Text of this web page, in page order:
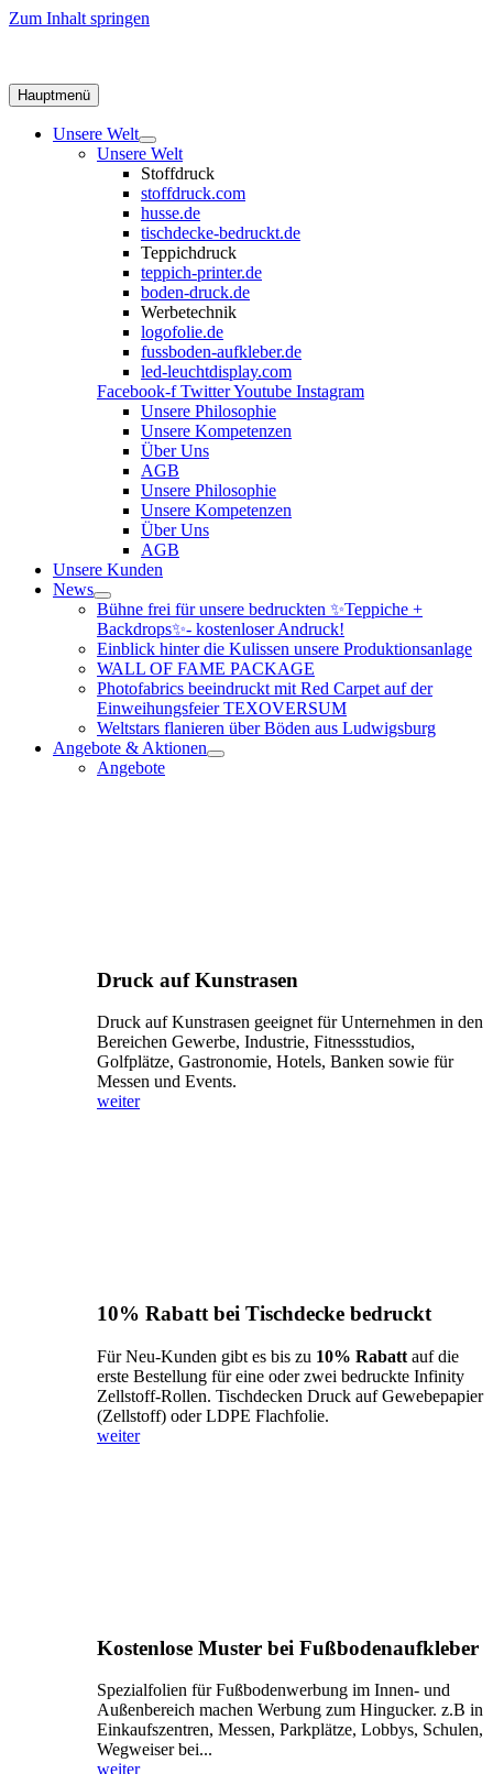
Zum Inhalt springen
Hauptmenü
Unsere Welt
Unsere Welt
Stoffdruck
stoffdruck.com
husse.de
tischdecke-bedruckt.de
Teppichdruck
teppich-printer.de
boden-druck.de
Werbetechnik
logofolie.de
fussboden-aufkleber.de
led-leuchtdisplay.com
Facebook-f TwitterYoutube Instagram
Unsere Philosophie
Unsere Kompetenzen
Über Uns
AGB
Unsere Philosophie
Unsere Kompetenzen
Über Uns
AGB
Unsere Kunden
News
Bühne frei für unsere bedruckten ✨Teppiche +
Backdrops✨- kostenloser Andruck!
Einblick hinter die Kulissen unsere Produktionsanlage
WALL OF FAME PACKAGE
Photofabrics beeindruckt mit Red Carpet auf der
Einweihungsfeier TEXOVERSUM
Weltstars flanieren über Böden aus Ludwigsburg
Angebote & Aktionen
Angebote
Druck auf Kunstrasen
Druck auf Kunstrasen geeignet für Unternehmen in den
Bereichen Gewerbe, Industrie, Fitnessstudios,
Golfplätze, Gastronomie, Hotels, Banken sowie für
Messen und Events.
weiter
10% Rabatt bei Tischdecke bedruckt
Für Neu-Kunden gibt es bis zu 10% Rabatt auf die
erste Bestellung für eine oder zwei bedruckte Infinity
Zellstoff-Rollen. Tischdecken Druck auf Gewebepapier
(Zellstoff) oder LDPE Flachfolie.
weiter
Kostenlose Muster bei Fußbodenaufkleber
Spezialfolien für Fußbodenwerbung im Innen- und
Außenbereich machen Werbung zum Hingucker. z.B in
Einkaufszentren, Messen, Parkplätze, Lobbys, Schulen,
Wegweiser bei...
weiter